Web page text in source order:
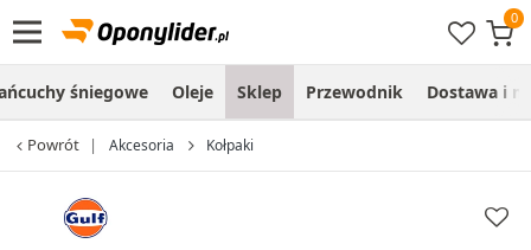
śniegowe Oleje Sklep Przewodnik Dostawa i
Powrót Akcesoria Kołpaki